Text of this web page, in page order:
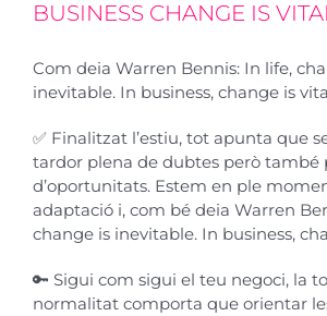
BUSINESS CHANGE IS
Com deia Warren Bennis: In life,
inevitable. In business, change is
✅ Finalitzat l’estiu, tot apunta que
tardor plena de dubtes però també
d’oportunitats. Estem en ple
adaptació i, com bé deia Warren
change is inevitable. In business,
🔑 Sigui com sigui el teu negoci, la
normalitat comporta que orientar